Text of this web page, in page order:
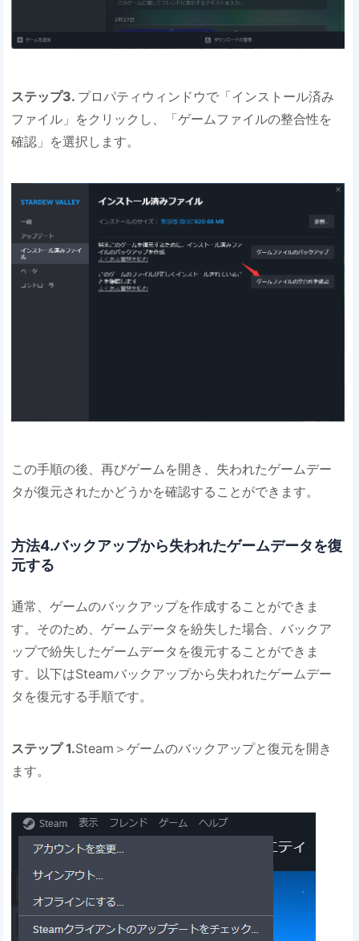
ステップ3. プロパティウィンドウで「インストール済み
ファイル」をクリックし、「ゲームファイルの整合性を
確認」を選択します。
この手順の後、再びゲームを開き、失われたゲームデー
タが復元されたかどうかを確認することができます。
方法4.バックアップから失われたゲームデータを復
元する
通常、ゲームのバックアップを作成することができま
す。そのため、ゲームデータを紛失した場合、バックア
ップで紛失したゲームデータを復元することができま
す。以下はSteamバックアップから失われたゲームデー
タを復元する手順です。
ステップ 1.Steam＞ゲームのバックアップと復元を開き
ます。